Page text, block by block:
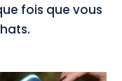
fois que vous